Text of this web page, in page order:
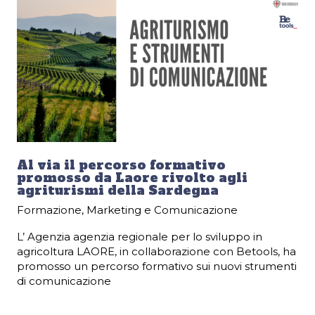
Al via il percorso formativo
promosso da Laore rivolto agli
agriturismi della Sardegna
Formazione, Marketing e Comunicazione
L’ Agenzia agenzia regionale per lo sviluppo in
agricoltura LAORE, in collaborazione con Betools, ha
promosso un percorso formativo sui nuovi strumenti
di comunicazione